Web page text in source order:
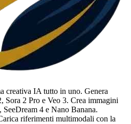
creativa IA tutto in uno. Genera
Sora 2 Pro e Veo 3. Crea immagini
4 e Nano Banana.
riferimenti multimodali con la